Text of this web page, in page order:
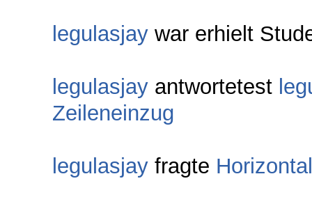
legulasjay war erhielt
legulasjay antwortetest
Zeileneinzug
legulasjay fragte